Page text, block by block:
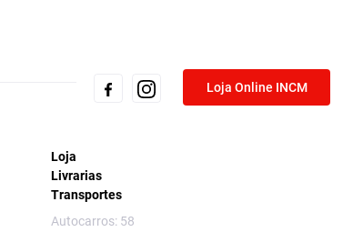
Loja Online INCM
Loja
Livrarias
Transportes
Autocarros: 58